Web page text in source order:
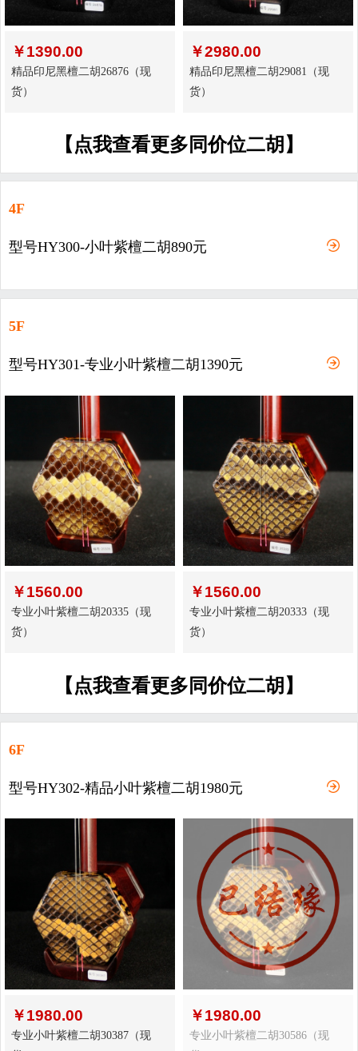
￥1390.00
精品印尼黑檀二胡26876（现
货）
￥2980.00
精品印尼黑檀二胡29081（现
货）
【点我查看更多同价位二胡】
4F
型号HY300-小叶紫檀二胡890元
5F
型号HY301-专业小叶紫檀二胡1390元
￥1560.00
专业小叶紫檀二胡20335（现
货）
￥1560.00
专业小叶紫檀二胡20333（现
货）
【点我查看更多同价位二胡】
6F
型号HY302-精品小叶紫檀二胡1980元
￥1980.00
专业小叶紫檀二胡30387（现
￥1980.00
专业小叶紫檀二胡30586（现